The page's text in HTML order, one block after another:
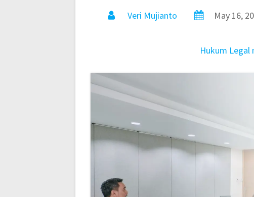
Veri Mujianto May 16,
Hukum Legal